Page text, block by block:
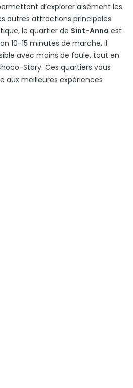
d’explorer aisément les
autres attractions principales.
le quartier de Sint-Anna est
10-15 minutes de marche, il
avec moins de foule, tout en
Story. Ces quartiers vous
aux meilleures expériences